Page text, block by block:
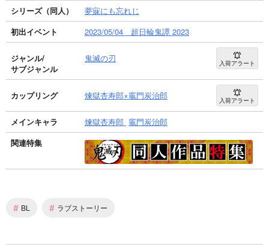
シリーズ（同人）
夢寐にも忘れじ
初出イベント
2023/05/04 超日輪鬼譚 2023
ジャンル/
サブジャンル
鬼滅の刃 入荷アラート
カップリング 煉獄杏寿郎×竈門炭治郎 入荷アラート
メインキャラ 煉獄杏寿郎 竈門炭治郎
関連特集
# BL # ラブストーリー